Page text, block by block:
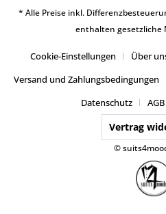
* Alle Preise inkl.
enthalten gesetzliche
Cookie-Einstellungen Über
Versand und Zahlungsbedingungen
Datenschutz
AGB
Vertrag
©